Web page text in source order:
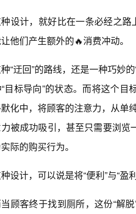
设计，就好比在一条必经之路
他们产生额外的🔥消费冲动。
“迂回”的路线，还是一种巧妙
目标导向”的状态。而将这个
化中，将顾客的注意力，从单
被成功吸引，甚至只需要浏
际的购买行为。
设计，可以说是将“便利”与“盈
顾客终于找到厕所，这份“解